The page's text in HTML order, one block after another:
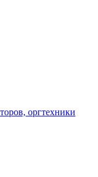
оргтехники